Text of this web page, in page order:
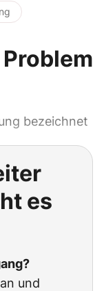
bezeichnet
es
und